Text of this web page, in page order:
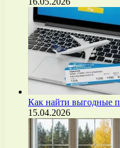
Как найти выгодные
15.04.2026